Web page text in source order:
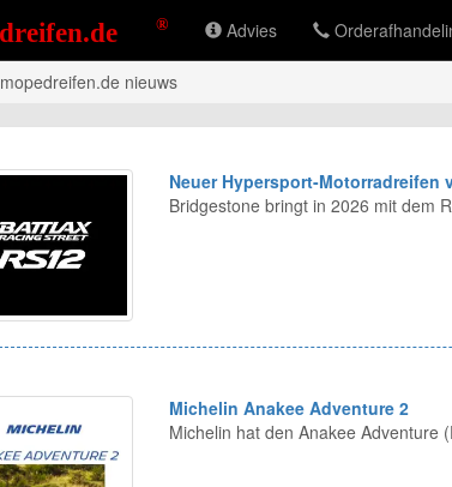
Advies
mopedreifen.de nieuws
Neuer Hypersport-Motorradreifen
Bridgestone bringt in 2026 mit dem
Michelin Anakee Adventure 2
Michelin hat den Anakee Adventure